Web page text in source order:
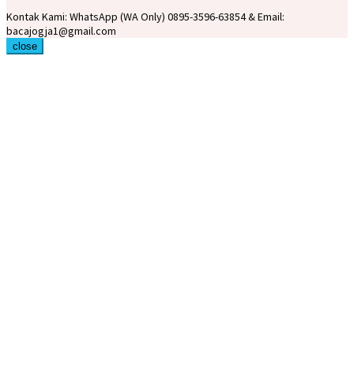
Kontak Kami: WhatsApp (WA Only) 0895-3596-63854 & Email:
bacajogja1@gmail.com
close